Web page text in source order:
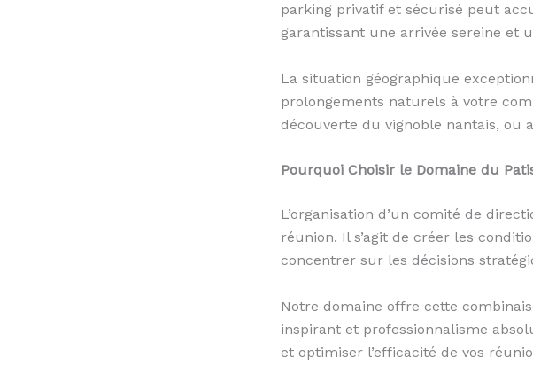
parking privatif et sécurisé peut
garantissant une arrivée sereine et
La situation géographique
prolongements naturels à votre
découverte du vignoble nantais, ou
Pourquoi Choisir le Domaine du
L’organisation d’un comité de
réunion. Il s’agit de créer les
concentrer sur les décisions
Notre domaine offre cette
inspirant et professionnalisme
et optimiser l’efficacité de vos